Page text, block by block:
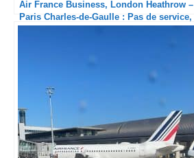
Air France Business, London Heathrow –
Paris Charles-de-Gaulle : Pas de service,